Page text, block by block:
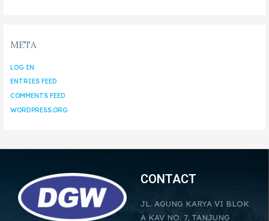
META
LOG IN
ENTRIES FEED
COMMENTS FEED
WORDPRESS.ORG
CONTACT
JL. AGUNG KARYA VI BLOK
A KAV NO. 7, TANJUNG